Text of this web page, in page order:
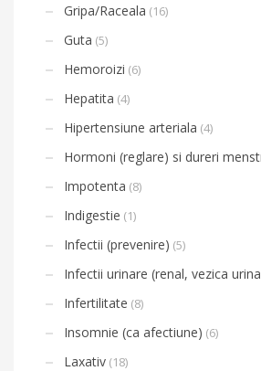
Gripa/Raceala (16)
Guta (5)
Hemoroizi (6)
Hepatita (4)
Hipertensiune arteriala (4)
Hormoni (reglare) si dureri
Impotenta (8)
Indigestie (1)
Infectii (prevenire) (5)
Infectii urinare (renal, vezica
Infertilitate (8)
Insomnie (ca afectiune) (6)
Laxativ (18)